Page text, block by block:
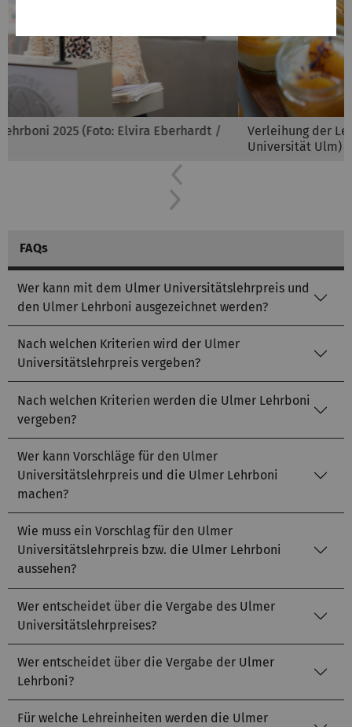
Verleihung der Lehrboni 2025 (Foto: Elvira Eberhardt /
Previous
FAQs
Wer kann mit dem Ulmer Universitätslehrpreis und
den Ulmer Lehrboni ausgezeichnet werden?
Nach welchen Kriterien wird der Ulmer
Universitätslehrpreis vergeben?
Nach welchen Kriterien werden die Ulmer Lehrboni
vergeben?
Wer kann Vorschläge für den Ulmer
Universitätslehrpreis und die Ulmer Lehrboni
machen?
Wie muss ein Vorschlag für den Ulmer
Universitätslehrpreis bzw. die Ulmer Lehrboni
aussehen?
Wer entscheidet über die Vergabe des Ulmer
Universitätslehrpreises?
Wer entscheidet über die Vergabe der Ulmer
Lehrboni?
Für welche Lehreinheiten werden die Ulmer